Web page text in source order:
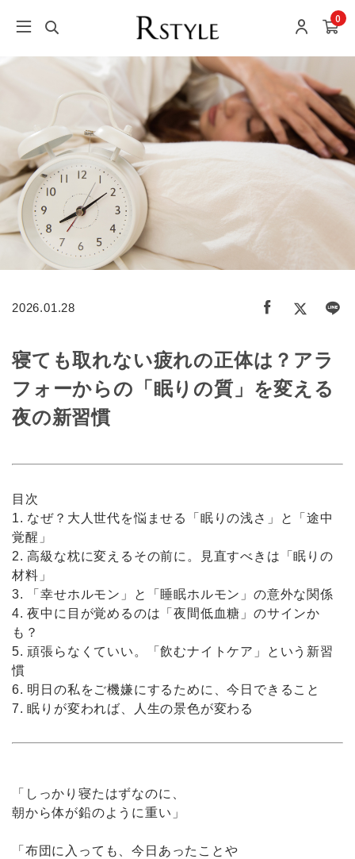
0
2026.01.28
寝ても取れない疲れの正体は？アラ
フォーからの「眠りの質」を変える
夜の新習慣
目次
1. なぜ？大人世代を悩ませる「眠りの浅さ」と「途中
覚醒」
2. 高級な枕に変えるその前に。見直すべきは「眠りの
材料」
3. 「幸せホルモン」と「睡眠ホルモン」の意外な関係
4. 夜中に目が覚めるのは「夜間低血糖」のサインか
も？
5. 頑張らなくていい。「飲むナイトケア」という新習
慣
6. 明日の私をご機嫌にするために、今日できること
7. 眠りが変われば、人生の景色が変わる
「しっかり寝たはずなのに、
朝から体が鉛のように重い」
「布団に入っても、今日あったことや